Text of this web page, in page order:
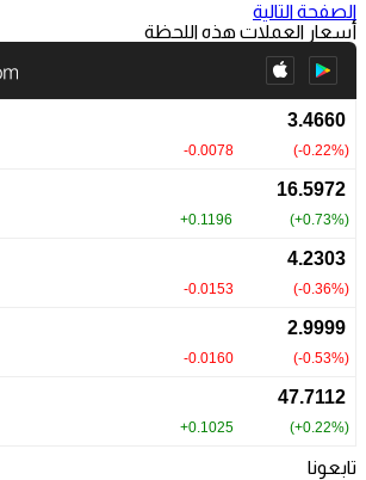
الصفحة التالية
أسعار العملات هذه اللحظة
تابعونا